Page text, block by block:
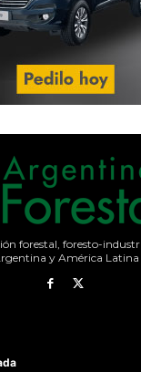
forestal, foresto-
y América Latina